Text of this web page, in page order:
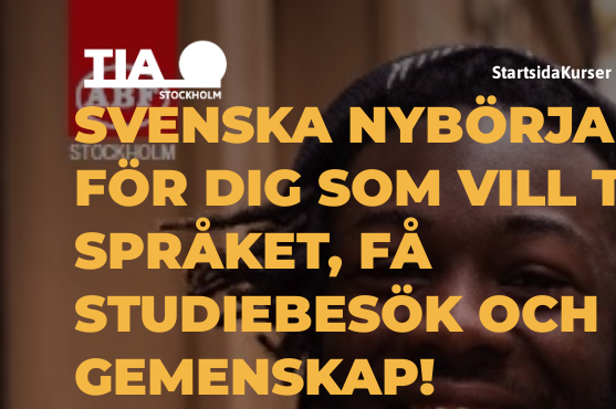
Startsida
SVENSKA
FÖR DIG SOM VILL
SPRÅKET, FÅ
STUDIEBESÖK OCH
GEMENSKAP!